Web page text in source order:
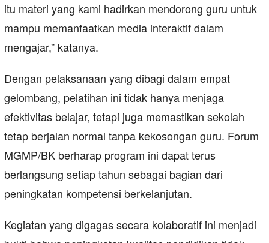
itu materi yang kami hadirkan mendorong guru untuk
mampu memanfaatkan media interaktif dalam
mengajar,” katanya.
Dengan pelaksanaan yang dibagi dalam empat
gelombang, pelatihan ini tidak hanya menjaga
efektivitas belajar, tetapi juga memastikan sekolah
tetap berjalan normal tanpa kekosongan guru. Forum
MGMP/BK berharap program ini dapat terus
berlangsung setiap tahun sebagai bagian dari
peningkatan kompetensi berkelanjutan.
Kegiatan yang digagas secara kolaboratif ini menjadi